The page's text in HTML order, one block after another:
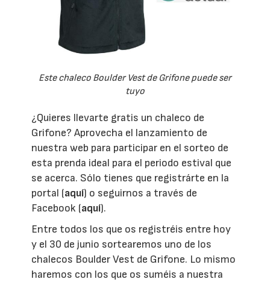
Este chaleco Boulder Vest de Grifone puede ser
tuyo
¿Quieres llevarte gratis un chaleco de
Grifone? Aprovecha el lanzamiento de
nuestra web para participar en el sorteo de
esta prenda ideal para el periodo estival que
se acerca. Sólo tienes que registrárte en la
portal (aquí) o seguirnos a través de
Facebook (aquí).
Entre todos los que os registréis entre hoy
y el 30 de junio sortearemos uno de los
chalecos Boulder Vest de Grifone. Lo mismo
haremos con los que os suméis a nuestra